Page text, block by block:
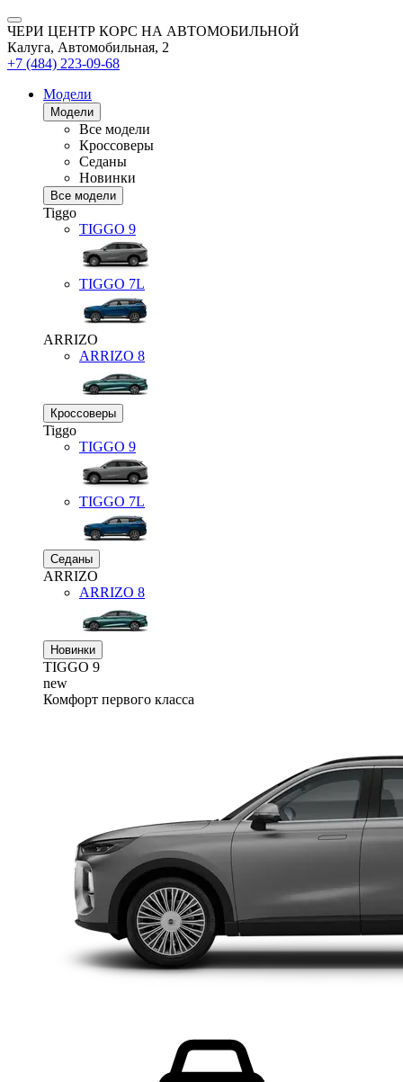
ЧЕРИ ЦЕНТР КОРС НА АВТОМОБИЛЬНОЙ
Калуга, Автомобильная, 2
+7 (484) 223-09-68
Модели
Модели
Все модели
Кроссоверы
Седаны
Новинки
Все модели
Tiggo
TIGGO 9
TIGGO 7L
ARRIZO
ARRIZO 8
Кроссоверы
Tiggo
TIGGO 9
TIGGO 7L
Седаны
ARRIZO
ARRIZO 8
Новинки
TIGGO 9
new
Комфорт первого класса